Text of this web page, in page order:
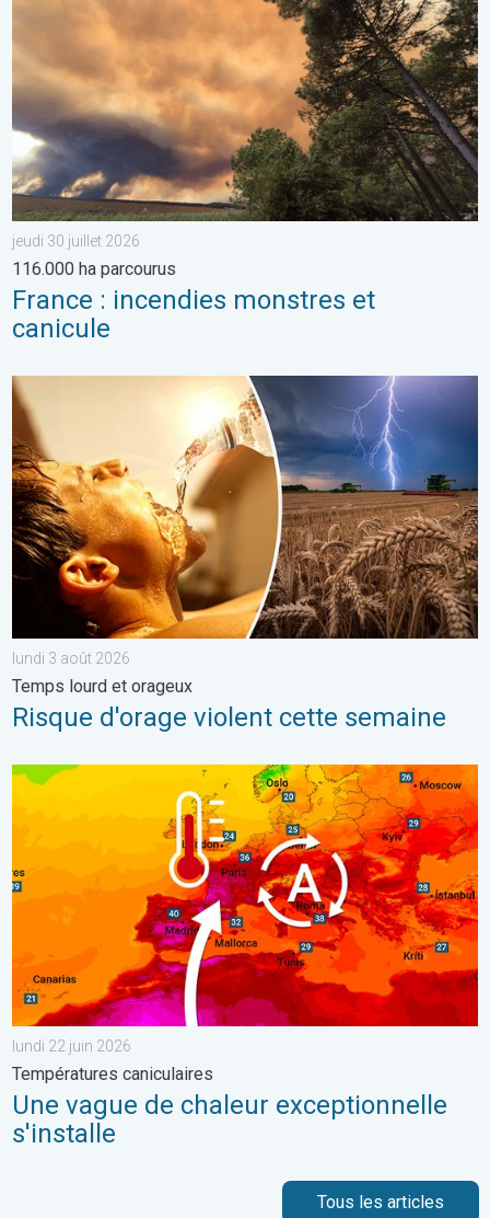
jeudi 30 juillet 2026
116.000 ha parcourus
France : incendies monstres et
canicule
Risque d'orage violent cette semaine. Temps lourd et
lundi 3 août 2026
Temps lourd et orageux
Risque d'orage violent cette semaine
Une vague de chaleur exceptionnelle s'installe. Températures
lundi 22 juin 2026
Températures caniculaires
Une vague de chaleur exceptionnelle
s'installe
Tous les articles